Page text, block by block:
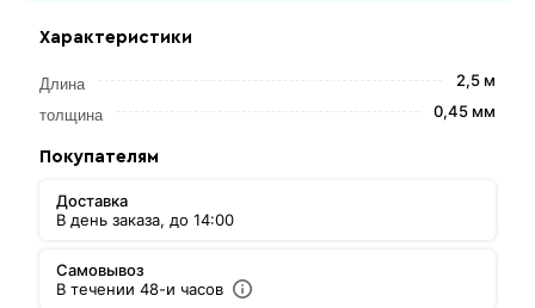
Характеристики
Длина 2,5 м
толщина 0,45 мм
Покупателям
Доставка
В день заказа, до 14:00
Самовывоз
В течении 48-и часов